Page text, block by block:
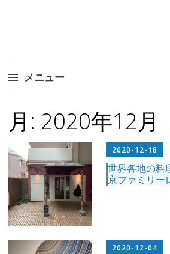
メニュー
ン
テ
ン
へ
ス
キ
ッ
プ
月: 2020年12月
2020-12-18
世界各地の料
京ファミリー
2020-12-04